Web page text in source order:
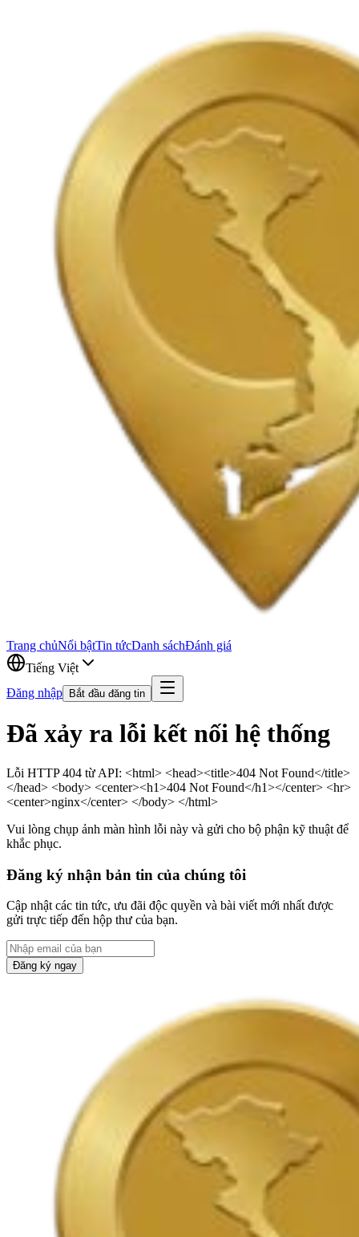
Trang chủNổi bậtTin tứcDanh sáchĐánh giá
Tiếng Việt
Đăng nhập
Bắt đầu đăng tin
Đã xảy ra lỗi kết nối hệ thống
Lỗi HTTP 404 từ API: <html> <head><title>404 Not Found</title>
</head> <body> <center><h1>404 Not Found</h1></center> <hr>
<center>nginx</center> </body> </html>
Vui lòng chụp ảnh màn hình lỗi này và gửi cho bộ phận kỹ thuật để
khắc phục.
Đăng ký nhận bản tin của chúng tôi
Cập nhật các tin tức, ưu đãi độc quyền và bài viết mới nhất được
gửi trực tiếp đến hộp thư của bạn.
Đăng ký ngay